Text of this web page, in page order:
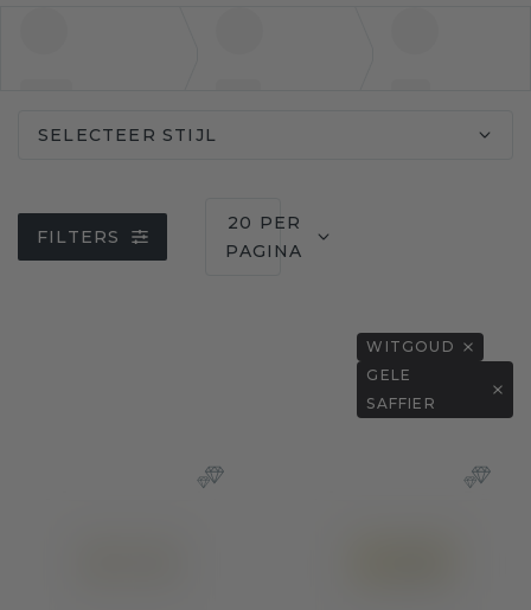
SELECTEER STIJL
FILTERS
20 PER
PAGINA
WITGOUD
GELE
SAFFIER